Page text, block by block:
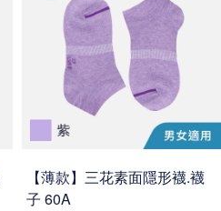
【薄款】三花素面隱形襪.襪
子 60A